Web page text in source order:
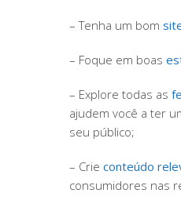
– Tenha um bom
– Foque em boas
– Explore todas as
ajudem você a ter
seu público;
– Crie conteúdo
consumidores nas